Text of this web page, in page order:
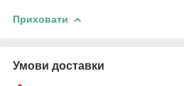
Приховати
Умови доставки